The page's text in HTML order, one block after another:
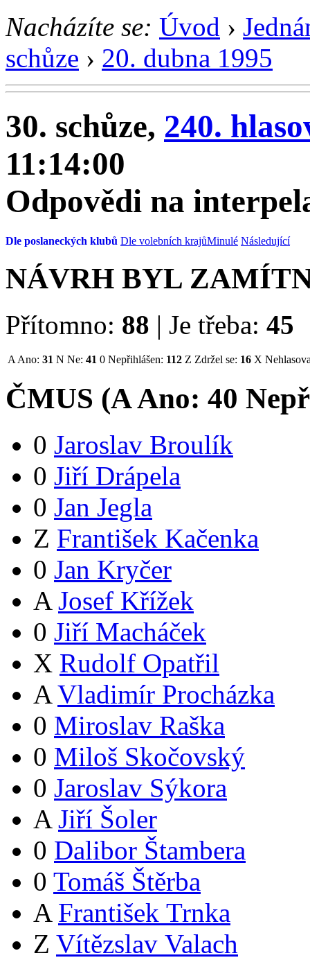
Nacházíte se: Úvod ›
schůze › 20. dubna 1995
30. schůze, 240.
11:14:00
Odpovědi na
Dle poslaneckých klubů Dle volebních krajůMinulé Následující
NÁVRH BYL
Přítomno: 88 | Je třeba: 45
A Ano: 31 N Ne: 41 0 Nepřihlášen: 112 Z Zdržel se: 16 X
ČMUS (AAno: 40
0 Jaroslav Broulík
0 Jiří Drápela
0 Jan Jegla
Z František Kačenka
0 Jan Kryčer
A Josef Křížek
0 Jiří Macháček
X Rudolf Opatřil
A Vladimír Procházka
0 Miroslav Raška
0 Miloš Skočovský
0 Jaroslav Sýkora
A Jiří Šoler
0 Dalibor Štambera
0 Tomáš Štěrba
A František Trnka
Z Vítězslav Valach